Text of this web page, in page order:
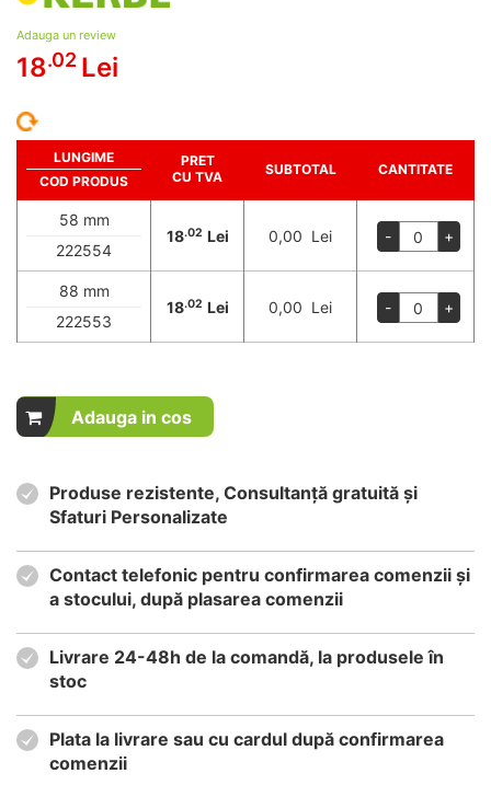
Adauga un review
18.02 Lei
LUNGIME
COD PRODUS
PRET
CU TVA
SUBTOTAL CANTITATE
58 mm
222554
18.02 Lei 0,00 Lei - +
88 mm
222553
18.02 Lei 0,00 Lei - +
Adauga in cos
Produse rezistente, Consultanță gratuită și
Sfaturi Personalizate
Contact telefonic pentru confirmarea comenzii și
a stocului, după plasarea comenzii
Livrare 24-48h de la comandă, la produsele în
stoc
Plata la livrare sau cu cardul după confirmarea
comenzii